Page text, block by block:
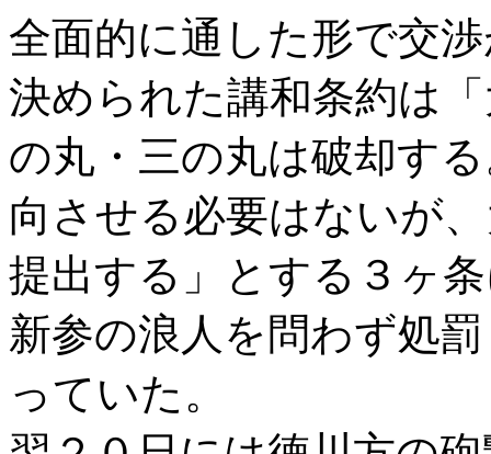
全面的に通した形で交
決められた講和条約は
の丸・三の丸は破却す
向させる必要はないが
提出する」とする３ヶ
新参の浪人を問わず処
っていた。